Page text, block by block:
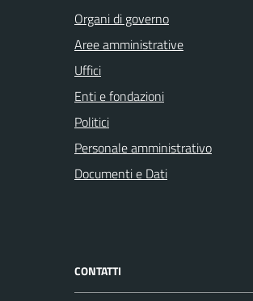
Organi di governo
Aree amministrative
Uffici
Enti e fondazioni
Politici
Personale amministrativo
Documenti e Dati
CONTATTI